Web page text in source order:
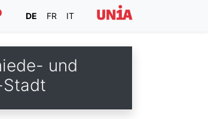
DE FR IT
und
Stadt